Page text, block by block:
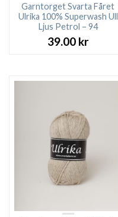
Garntorget Svarta Fåret
Ulrika 100% Superwash Ull
Ljus Petrol – 94
39.00 kr